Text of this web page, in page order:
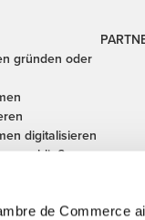
de Commerce
gründen oder
digitalisieren
schlieβen
übergeben